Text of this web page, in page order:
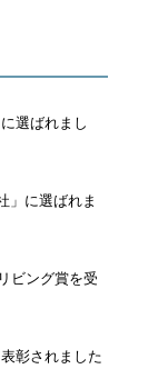
選ばれまし
」に選ばれま
ビング賞を受
彰されました